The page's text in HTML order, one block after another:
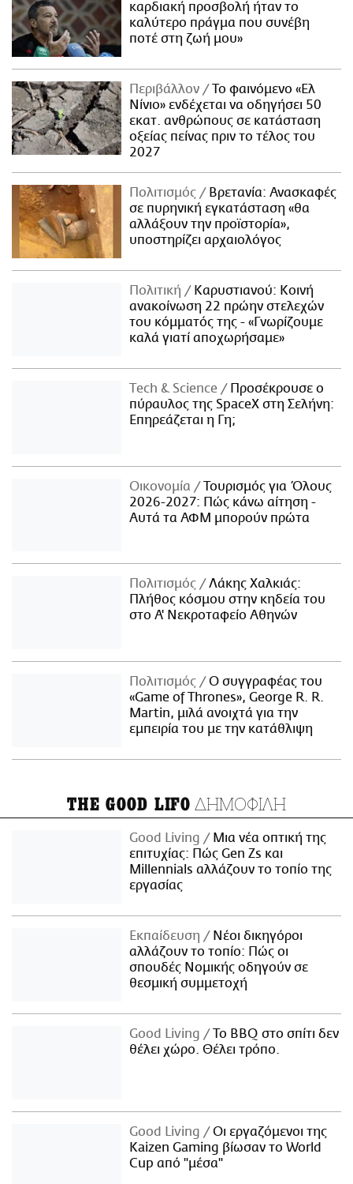
καρδιακή προσβολή ήταν το
καλύτερο πράγμα που συνέβη
ποτέ στη ζωή μου»
Περιβάλλον
Το φαινόμενο «Ελ
Νίνιο» ενδέχεται να οδηγήσει 50
εκατ. ανθρώπους σε κατάσταση
οξείας πείνας πριν το τέλος του
2027
Πολιτισμός
Βρετανία: Ανασκαφές
σε πυρηνική εγκατάσταση «θα
αλλάξουν την προϊστορία»,
υποστηρίζει αρχαιολόγος
Πολιτική
Καρυστιανού: Κοινή
ανακοίνωση 22 πρώην στελεχών
του κόμματός της - «Γνωρίζουμε
καλά γιατί αποχωρήσαμε»
Τech & Science
Προσέκρουσε ο
πύραυλος της SpaceX στη Σελήνη:
Επηρεάζεται η Γη;
Οικονομία
Τουρισμός για Όλους
2026-2027: Πώς κάνω αίτηση -
Αυτά τα ΑΦΜ μπορούν πρώτα
Πολιτισμός
Λάκης Χαλκιάς:
Πλήθος κόσμου στην κηδεία του
στο Α' Νεκροταφείο Αθηνών
Πολιτισμός
Ο συγγραφέας του
«Game of Thrones», George R. R.
Martin, μιλά ανοιχτά για την
εμπειρία του με την κατάθλιψη
THE GOOD LIFO ΔΗΜΟΦΙΛΗ
Good Living
Μια νέα οπτική της
επιτυχίας: Πώς Gen Zs και
Millennials αλλάζουν το τοπίο της
εργασίας
Εκπαίδευση
Νέοι δικηγόροι
αλλάζουν το τοπίο: Πώς οι
σπουδές Νομικής οδηγούν σε
θεσμική συμμετοχή
Good Living
Το BBQ στο σπίτι δεν
θέλει χώρο. Θέλει τρόπο.
Good Living
Οι εργαζόμενοι της
Kaizen Gaming βίωσαν το World
Cup από "μέσα"